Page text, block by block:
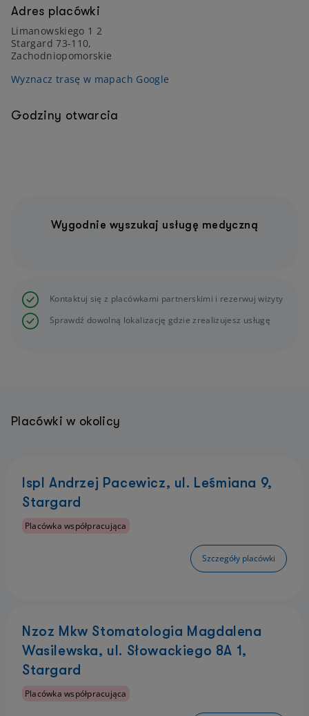
Adres placówki
Limanowskiego 1 2
Stargard 73-110,
Zachodniopomorskie
Wyznacz trasę w mapach Google
Godziny otwarcia
Wygodnie wyszukaj usługę medyczną
Kontaktuj się z placówkami partnerskimi i rezerwuj wizyty
Sprawdź dowolną lokalizację gdzie zrealizujesz usługę
Placówki w okolicy
Ispl Andrzej Pacewicz, ul. Leśmiana 9,
Stargard
Placówka współpracująca
Szczegóły placówki
Nzoz Mkw Stomatologia Magdalena
Wasilewska, ul. Słowackiego 8A 1,
Stargard
Placówka współpracująca